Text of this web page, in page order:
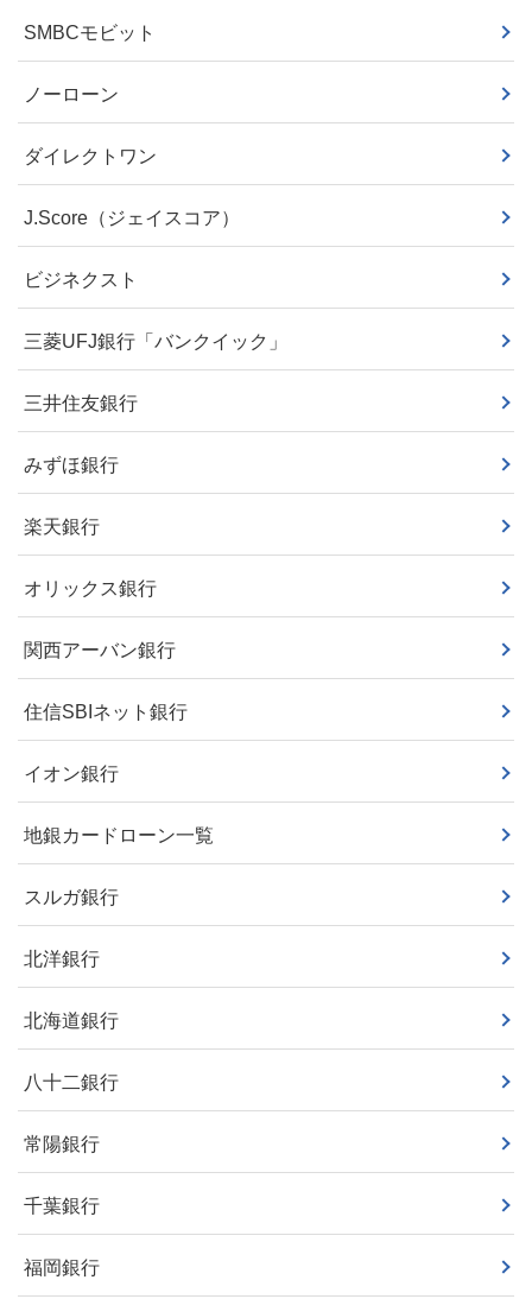
SMBCモビット
ノーローン
ダイレクトワン
J.Score（ジェイスコア）
ビジネクスト
三菱UFJ銀行「バンクイック」
三井住友銀行
みずほ銀行
楽天銀行
オリックス銀行
関西アーバン銀行
住信SBIネット銀行
イオン銀行
地銀カードローン一覧
スルガ銀行
北洋銀行
北海道銀行
八十二銀行
常陽銀行
千葉銀行
福岡銀行